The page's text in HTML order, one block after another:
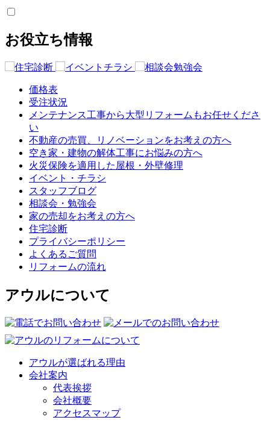
お役立ち情報
価格表
受注状況
メンテナンス工事から大型リフォームもお任せくださ
い
不動産の売買、リノベーションをお考えの方へ
空き家・建物の解体工事にお悩みの方へ
火災保険を適用した屋根・外壁修理
イベント・チラシ
スタッフブログ
相談会・勉強会
家の売却をお考えの方へ
住宅診断
プライバシーポリシー
よくあるご質問
リフォームの流れ
アウルについて
アウルが選ばれる理由
会社案内
代表挨拶
会社概要
アクセスマップ